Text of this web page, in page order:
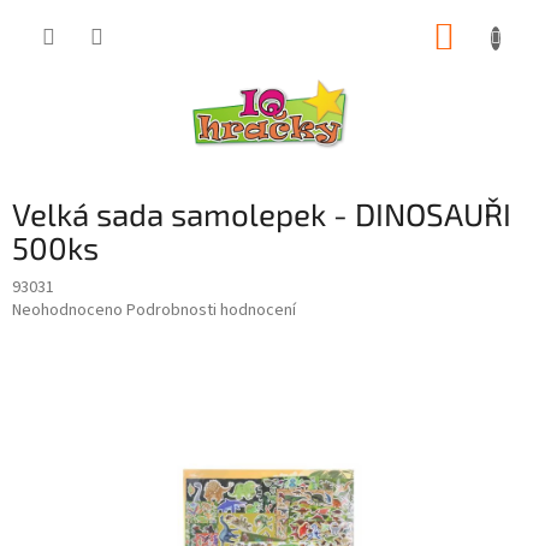
Velká sada samolepek - DINOSAUŘI
500ks
93031
Průměrné
Neohodnoceno Podrobnosti hodnocení